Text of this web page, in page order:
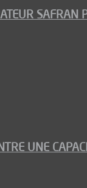
SAFRAN
UNE